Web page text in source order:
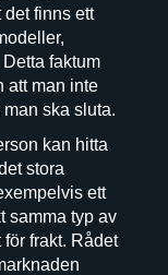
finns ett
faktum
att man inte
ska sluta.
kan hitta
stora
ett
samma typ av
frakt. Rådet